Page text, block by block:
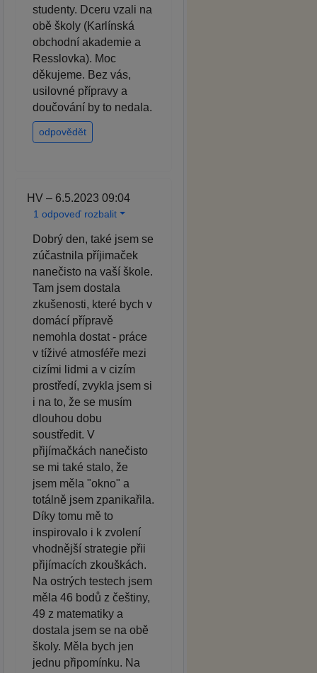
studenty. Dceru vzali na
obě školy (Karlínská
obchodní akademie a
Resslovka). Moc
děkujeme. Bez vás,
usilovné přípravy a
doučování by to nedala.
odpovědět
HV – 6.5.2023 09:04
1 odpoveď rozbalit
Dobrý den, také jsem se
zúčastnila příjimaček
nanečisto na vaší škole.
Tam jsem dostala
zkušenosti, které bych v
domácí přípravě
nemohla dostat - práce
v tíživé atmosféře mezi
cizími lidmi a v cizím
prostředí, zvykla jsem si
i na to, že se musím
dlouhou dobu
soustředit. V
přijímačkách nanečisto
se mi také stalo, že
jsem měla "okno" a
totálně jsem zpanikařila.
Díky tomu mě to
inspirovalo i k zvolení
vhodnější strategie přii
přijímacích zkouškách.
Na ostrých testech jsem
měla 46 bodů z češtiny,
49 z matematiky a
dostala jsem se na obě
školy. Měla bych jen
jednu připomínku. Na